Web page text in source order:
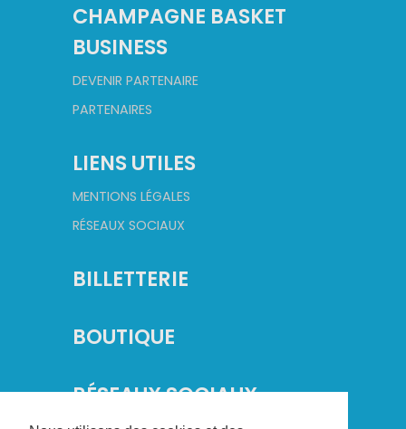
CHAMPAGNE BASKET
BUSINESS
DEVENIR PARTENAIRE
PARTENAIRES
LIENS UTILES
MENTIONS LÉGALES
RÉSEAUX SOCIAUX
BILLETTERIE
BOUTIQUE
RÉSEAUX SOCIAUX